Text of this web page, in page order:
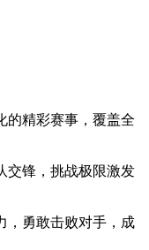
的精彩赛事，覆盖全
交锋，挑战极限激发
，勇敢击败对手，成